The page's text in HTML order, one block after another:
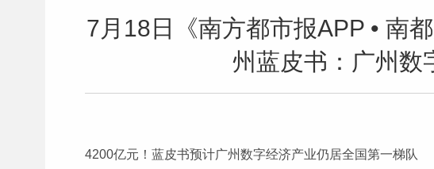
7月18日《南方都市报APP • 南
州蓝皮书：广州数
4200亿元！蓝皮书预计广州数字经济产业仍居全国第一梯队